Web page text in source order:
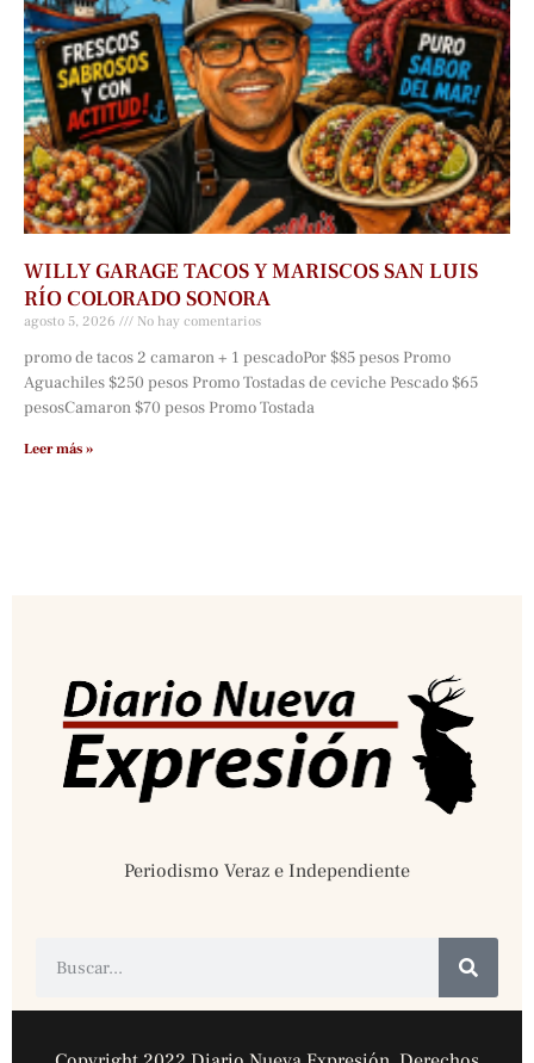
WILLY GARAGE TACOS Y MARISCOS SAN LUIS
RÍO COLORADO SONORA
agosto 5, 2026 No hay comentarios
promo de tacos 2 camaron + 1 pescadoPor $85 pesos Promo
Aguachiles $250 pesos Promo Tostadas de ceviche Pescado $65
pesosCamaron $70 pesos Promo Tostada
Leer más »
Periodismo Veraz e Independiente